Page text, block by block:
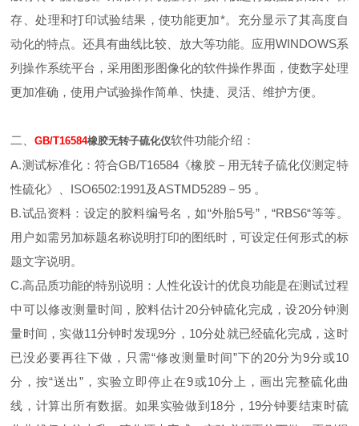
存、处理和打印试验结果，使功能更加*。充分显示了其高度自
动化的特点。还具有曲线比较、放大等功能。应用WINDOWS系
列操作系统平台，采用图形图像化的软件操作界面，使数字处理
更加准确，使用户试验操作简单、快捷、灵活、维护方便。
二、GB/T16584橡胶无转子硫化仪软件功能介绍：
A.测试标准化：符合GB/T16584《橡胶－用无转子硫化仪测定特
性硫化》、ISO6502:1991及ASTMD5289－95 。
B.试品资料：设定的胶料编号名，如“外胎5号”，“RBS6“等等。
用户如需另加标题名称说明打印的图纸时，可设定任何形式的标
题文字说明。
C.高品质功能的特别说明：人性化设计的优良功能是在测试过程
中可以修改测量时间，胶料估计20分钟硫化完成，设20分钟测
量时间，实做11分钟时发现9分，10分处就已经硫化完成，这时
已没必要再往下做，只需“修改测量时间”下的20分为9分或10
分，按“送出”，实验立即停止在9或10分上，画出完整硫化曲
线，计算出所有数据。如果实验做到18分，19分钟要结束时硫